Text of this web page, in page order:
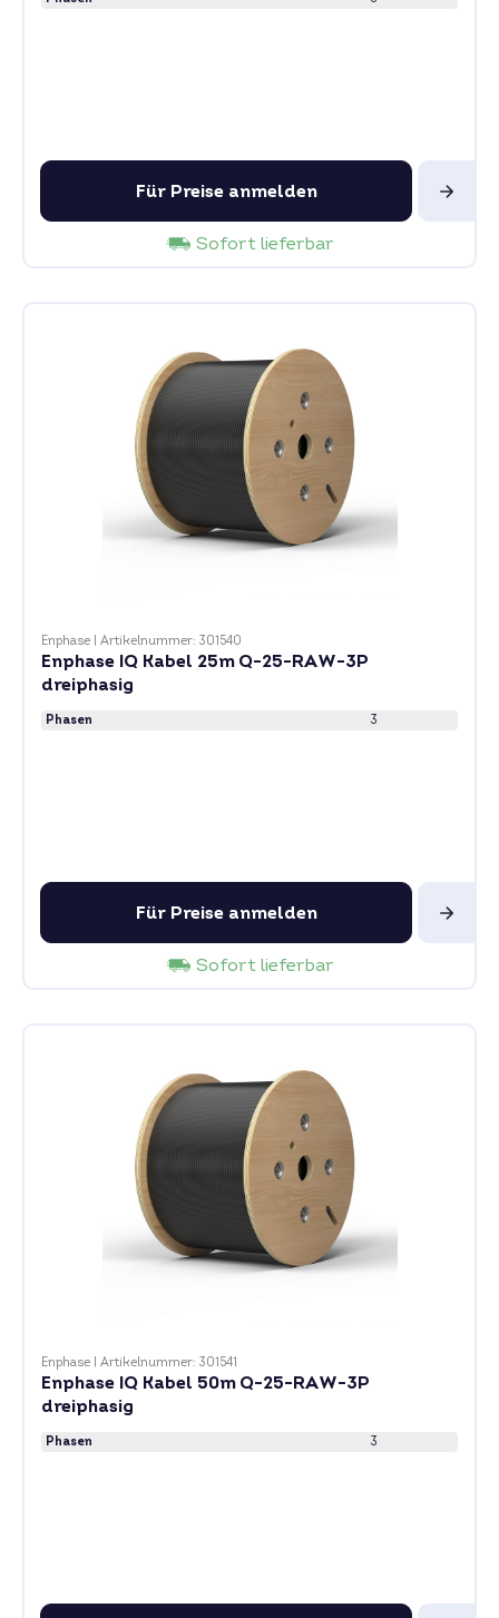
Für Preise anmelden
Sofort lieferbar
Enphase Artikelnummer: 301540
Enphase IQ Kabel 25m Q-25-RAW-3P
dreiphasig
Phasen 3
Für Preise anmelden
Sofort lieferbar
Enphase Artikelnummer: 301541
Enphase IQ Kabel 50m Q-25-RAW-3P
dreiphasig
Phasen 3